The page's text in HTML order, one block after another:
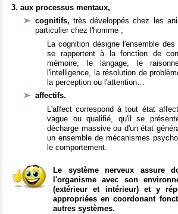
3. aux processus mentaux,
cognitifs,très développés chez les
particulier chez l'homme ;
La cognition désigne l'ensemble
se rapportent à la fonction de
mémoire, le langage, le
l'intelligence, la résolution de
la perception ou l'attention…
affectifs.
L'affect correspond à tout état
vague ou qualifié, qu'il se
décharge massive ou d'un état
un ensemble de mécanismes
le comportement.
Le système nerveux assure
l'organisme avec son
(extérieur et intérieur) et y
appropriées en coordonant
autres systèmes.